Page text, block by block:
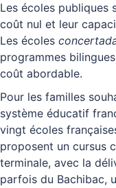
Les écoles publiques
coût nul et leur
Les écoles
programmes
coût abordable.
Pour les familles
système éducatif
vingt écoles
proposent un cursus
terminale, avec la
parfois du Bachibac,